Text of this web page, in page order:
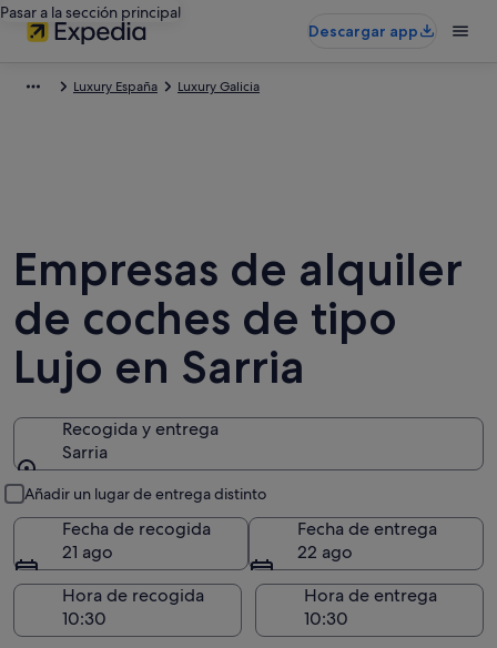
Pasar a la sección principal
Descargar app
Luxury España Luxury Galicia
Empresas de alquiler
de coches de tipo
Lujo en Sarria
Recogida y entrega
Sarria
Añadir un lugar de entrega distinto
Fecha de recogida
21 ago
Fecha de entrega
22 ago
Hora de recogida
Hora de entrega